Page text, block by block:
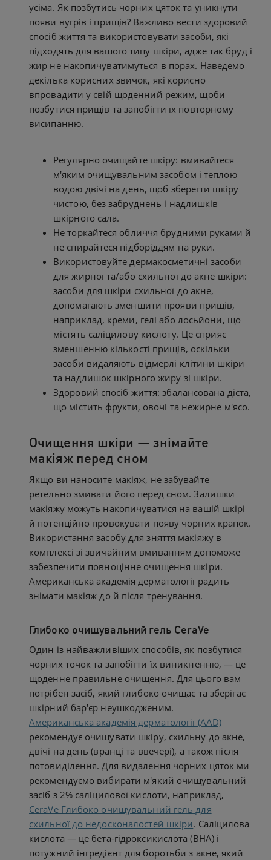
усіма. Як позбутись чорних цяток та уникнути
появи вугрів і прищів? Важливо вести здоровий
спосіб життя та використовувати засоби, які
підходять для вашого типу шкіри, адже так бруд і
жир не накопичуватимуться в порах. Наведемо
декілька корисних звичок, які корисно
впровадити у свій щоденний режим, щоби
позбутися прищів та запобігти їх повторному
висипанню.
Регулярно очищайте шкіру: вмивайтеся
м'яким очищувальним засобом і теплою
водою двічі на день, щоб зберегти шкіру
чистою, без забруднень і надлишків
шкірного сала.
Не торкайтеся обличчя брудними руками й
не спирайтеся підборіддям на руки.
Використовуйте дермакосметичні засоби
для жирної та/або схильної до акне шкіри:
засоби для шкіри схильної до акне,
допомагають зменшити прояви прищів,
наприклад, креми, гелі або лосьйони, що
містять саліцилову кислоту. Це сприяє
зменшенню кількості прищів, оскільки
засоби видаляють відмерлі клітини шкіри
та надлишок шкірного жиру зі шкіри.
Здоровий спосіб життя: збалансована дієта,
що містить фрукти, овочі та нежирне м'ясо.
Очищення шкіри — знімайте
макіяж перед сном
Якщо ви наносите макіяж, не забувайте
ретельно змивати його перед сном. Залишки
макіяжу можуть накопичуватися на вашій шкірі
й потенційно провокувати появу чорних крапок.
Використання засобу для зняття макіяжу в
комплексі зі звичайним вмиванням допоможе
забезпечити повноцінне очищення шкіри.
Американська академія дерматології радить
знімати макіяж до й після тренування.
Глибоко очищувальний гель CeraVe
Один із найважливіших способів, як позбутися
чорних точок та запобігти їх виникненню, — це
щоденне правильне очищення. Для цього вам
потрібен засіб, який глибоко очищає та зберігає
шкірний бар'єр неушкодженим.
Американська академія дерматології (AAD)
рекомендує очищувати шкіру, схильну до акне,
двічі на день (вранці та ввечері), а також після
потовиділення. Для видалення чорних цяток ми
рекомендуємо вибирати м'який очищувальний
засіб з 2% саліцилової кислоти, наприклад,
CeraVe Глибоко очищувальний гель для
схильної до недосконалостей шкіри. Саліцилова
кислота — це бета-гідроксикислота (BHA) і
потужний інгредієнт для боротьби з акне, який